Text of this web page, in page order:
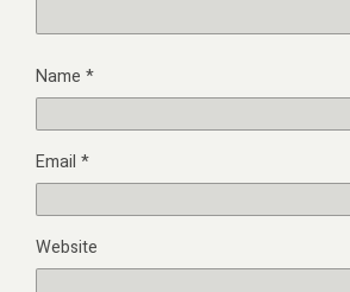
Name *
Email *
Website